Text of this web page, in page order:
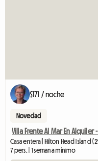
$171 / noche
Novedad
Villa Frente Al Mar En
Casa entera | Hilton Head Island
7 pers. | 1 semana mínimo